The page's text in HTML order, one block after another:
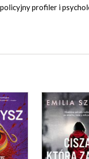
profiler i